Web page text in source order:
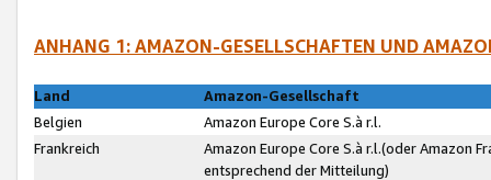
ANHANG 1: AMAZON-GESELLSCHAFTEN UND
Land
Amazon-Gesellschaft
Belgien
Amazon Europe Core S.à r.l.
Frankreich
Amazon Europe Core S.à r.l.(oder Amazon
entsprechend der Mitteilung)